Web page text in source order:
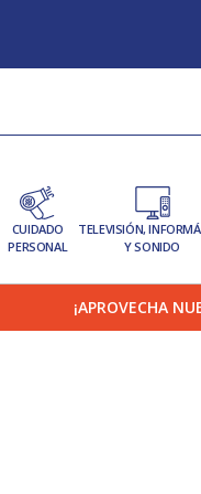
CUIDADO
PERSONAL
TELEVISIÓN,
Y SONIDO
¡APROVECHA